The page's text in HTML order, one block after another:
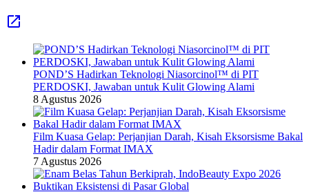
POND’S Hadirkan Teknologi Niasorcinol™ di PIT
PERDOSKI, Jawaban untuk Kulit Glowing Alami
8 Agustus 2026
Film Kuasa Gelap: Perjanjian Darah, Kisah Eksorsisme Bakal
Hadir dalam Format IMAX
7 Agustus 2026